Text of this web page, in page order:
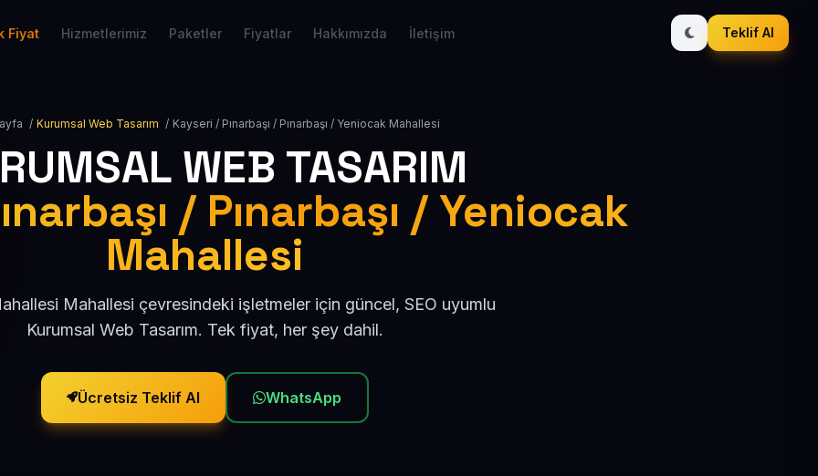
Fiyat Hizmetlerimiz Paketler Fiyatlar Hakkımızda İletişim Teklif Al
/ Kurumsal Web Tasarım / Kayseri / Pınarbaşı / Pınarbaşı / Yeniocak Mahallesi
WEB TASARIM
/ Pınarbaşı / Yeniocak
Mahallesi
Mahallesi çevresindeki işletmeler için güncel, SEO uyumlu
Kurumsal Web Tasarım. Tek fiyat, her şey dahil.
Ücretsiz Teklif Al WhatsApp